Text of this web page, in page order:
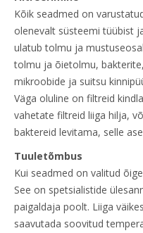
Kõik seadmed on
olenevalt süsteemi tüübist
ulatub tolmu ja
tolmu ja õietolmu,
mikroobide ja suitsu
Väga oluline on filtreid
vahetate filtreid liiga hilja,
baktereid levitama, selle
Tuuletõmbus
Kui seadmed on valitud
See on spetsialistide
paigaldaja poolt. Liiga
saavutada soovitud